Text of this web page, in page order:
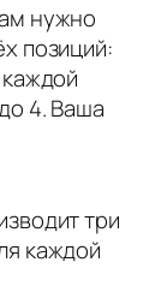
нужно
позиций:
4. Ваша
три
каждой